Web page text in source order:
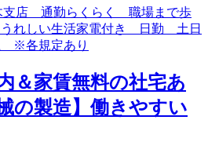
＆家賃無料の社宅あ
の製造】働きやすい